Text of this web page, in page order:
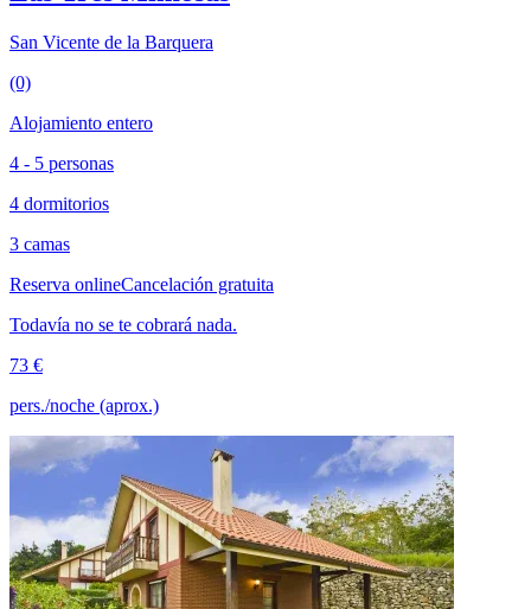
San Vicente de la Barquera
(0)
Alojamiento entero
4 - 5 personas
4 dormitorios
3 camas
Reserva onlineCancelación gratuita
Todavía no se te cobrará nada.
73 €
pers./noche (aprox.)